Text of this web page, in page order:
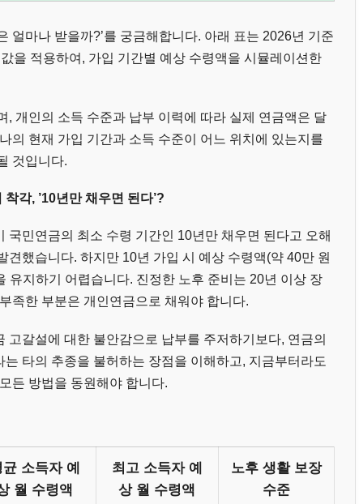
얼마나 받을까?’를 궁금해합니다. 아래 표는 2026년 기준
을 적용하여, 가입 기간별 예상 수령액을 시뮬레이션한
, 개인의 소득 수준과 납부 이력에 따라 실제 연금액은 달
의 현재 가입 기간과 소득 수준이 어느 위치에 있는지를
것입니다.
각, ’10년만 채우면 된다’?
국민연금의 최소 수령 기간인 10년만 채우면 된다고 오해
견했습니다. 하지만 10년 가입 시 예상 수령액(약 40만 원
유지하기 어렵습니다. 진정한 노후 준비는 20년 이상 장
족한 부분은 개인연금으로 채워야 합니다.
고갈설에 대한 불안감으로 납부를 주저하기보다, 연금의
타의 추종을 불허하는 장점을 이해하고, 지금부터라도
든 방법을 동원해야 합니다.
소득자 예
월 수령액
최고 소득자 예
상 월 수령액
노후 생활 보장
수준